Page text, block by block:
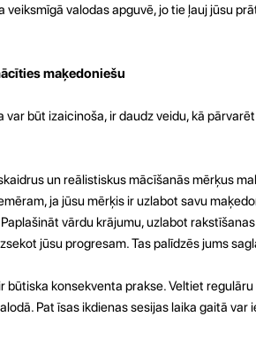
veiksmīgā valodas apguvē, jo tie ļauj jūsu
maķedoniešu
būt izaicinoša, ir daudz veidu, kā
un reālistiskus mācīšanās mērķus
ja jūsu mērķis ir uzlabot savu
vārdu krājumu, uzlabot
jūsu progresam. Tas palīdzēs jums
būtiska konsekventa prakse. Veltiet
Pat īsas ikdienas sesijas laika gaitā var